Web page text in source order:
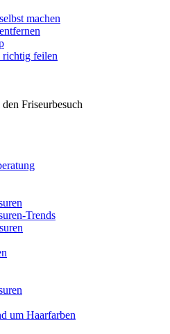
machen
richtig feilen
Friseurbesuch
Trends
um Haarfarben